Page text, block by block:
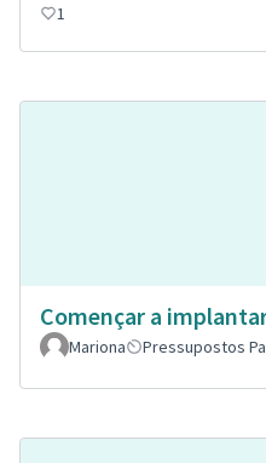
1
Començar a
Mariona
Pressupostos